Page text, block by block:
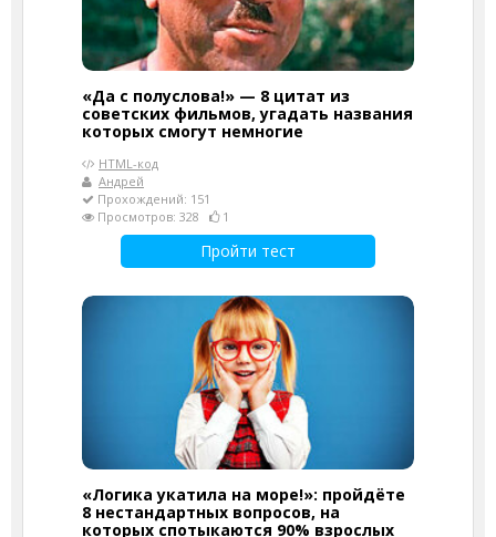
«Да с полуслова!» — 8 цитат из
советских фильмов, угадать названия
которых смогут немногие
HTML-код
Андрей
Прохождений: 151
Просмотров: 328
1
Пройти тест
«Логика укатила на море!»: пройдёте
8 нестандартных вопросов, на
которых спотыкаются 90% взрослых